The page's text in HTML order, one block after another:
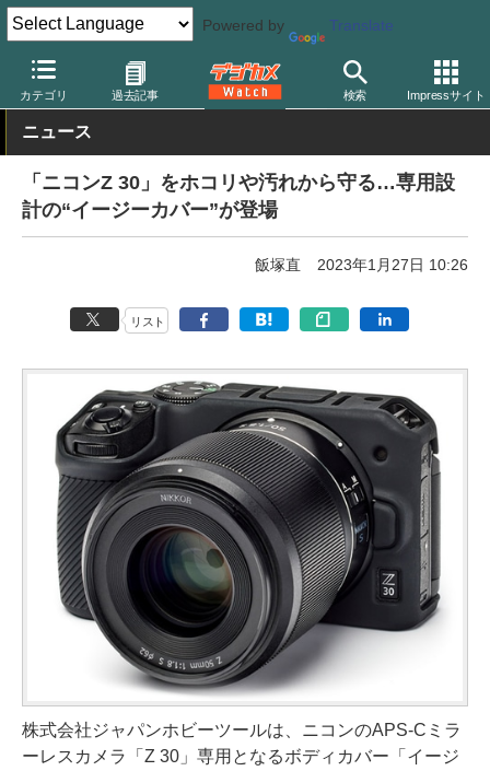
Powered by Translate
カテゴリ 過去記事 検索 Impressサイト
デジカメ Watch 撮影用品 ボディケース
ニュース
「ニコンZ 30」をホコリや汚れから守る…専用設
計の“イージーカバー”が登場
飯塚直 2023年1月27日 10:26
リスト
株式会社ジャパンホビーツールは、ニコンのAPS-Cミラ
ーレスカメラ「Z 30」専用となるボディカバー「イージ